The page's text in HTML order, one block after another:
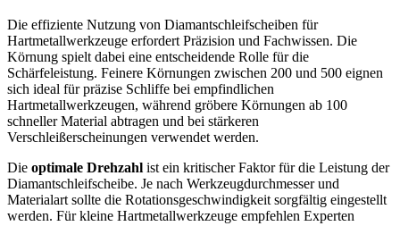
Die effiziente Nutzung von Diamantschleifscheiben für
Hartmetallwerkzeuge erfordert Präzision und Fachwissen. Die
Körnung spielt dabei eine entscheidende Rolle für die
Schärfeleistung. Feinere Körnungen zwischen 200 und 500 eignen
sich ideal für präzise Schliffe bei empfindlichen
Hartmetallwerkzeugen, während gröbere Körnungen ab 100
schneller Material abtragen und bei stärkeren
Verschleißerscheinungen verwendet werden.
Die optimale Drehzahl ist ein kritischer Faktor für die Leistung der
Diamantschleifscheibe. Je nach Werkzeugdurchmesser und
Materialart sollte die Rotationsgeschwindigkeit sorgfältig eingestellt
werden. Für kleine Hartmetallwerkzeuge empfehlen Experten